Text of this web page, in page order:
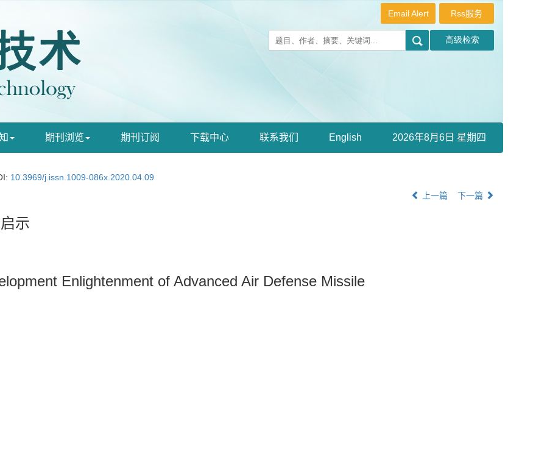
Rss服务
Email Alert
期刊浏览 期刊订阅 下载中心 联系我们 English 2026年8月6日 星期四
10.3969/j.issn.1009-086x.2020.04.09
上一篇 下一篇
示
Enlightenment of Advanced Air Defense Missile